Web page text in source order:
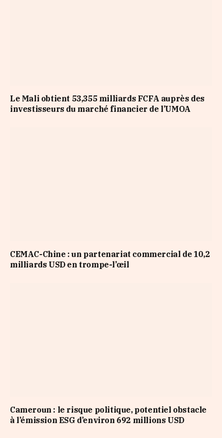
Le Mali obtient 53,355 milliards FCFA auprès des
investisseurs du marché financier de l’UMOA
CEMAC-Chine : un partenariat commercial de 10,2
milliards USD en trompe-l’œil
Cameroun : le risque politique, potentiel obstacle
à l’émission ESG d’environ 692 millions USD